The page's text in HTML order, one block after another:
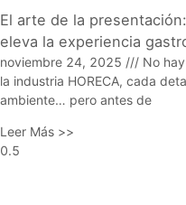
El arte de la
eleva la experiencia
noviembre 24, 2025
No
la industria HORECA, cada
ambiente… pero antes de
Leer Más >>